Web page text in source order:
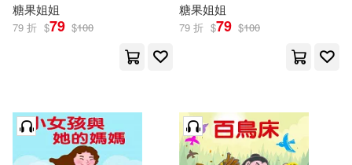
糖果姐姐
79 折 $79 $100
糖果姐姐
79 折 $79 $100